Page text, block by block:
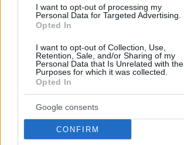
I want to opt-out of processing my
Personal Data for Targeted Advertising.
Opted In
I want to opt-out of Collection, Use,
Retention, Sale, and/or Sharing of my
Personal Data that Is Unrelated with the
Purposes for which it was collected.
Opted In
Google consents
CONFIRM
Azioni legali già intraprese
LESZ ha annunciato di aver già intrapreso le
azioni legali e si è impegnata a sostenere i
interessati con tutti i mezzi legali a disposizione.
L’organizzazione ha criticato la direzione della
trattamento dei lavoratori in una grande azienda
internazionale.